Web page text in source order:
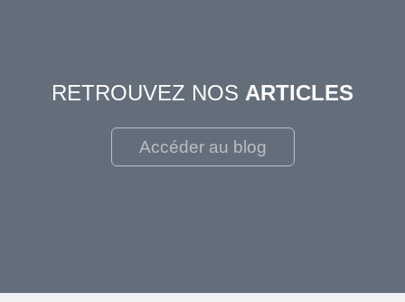
RETROUVEZ NOS ARTICLES
Accéder au blog